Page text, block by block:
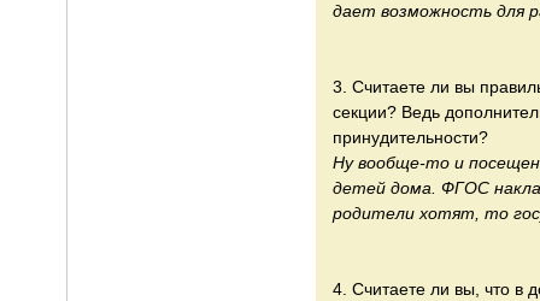
дает возможность для
3. Считаете ли вы
секции? Ведь
принудительности?
Ну вообще-то и
детей дома. ФГОС
родители хотят, то
4. Считаете ли вы, что в